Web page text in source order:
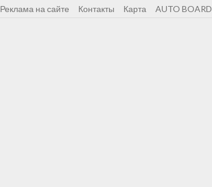
Реклама на сайте Контакты Карта AUTO BOARD